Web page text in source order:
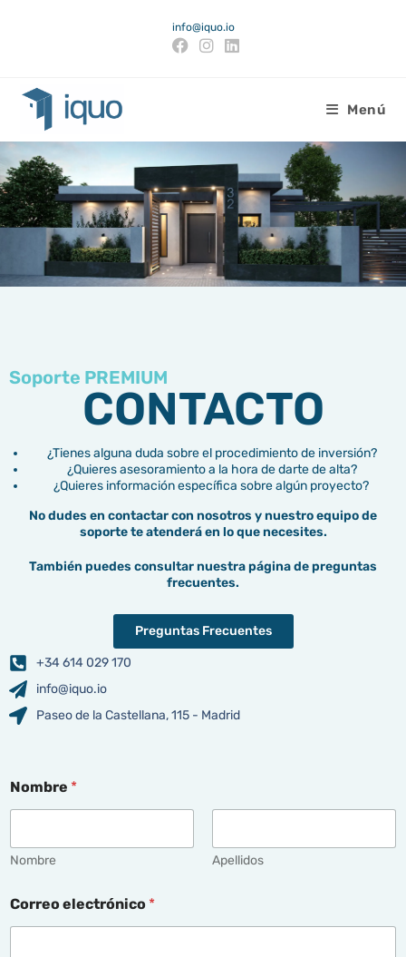
info@iquo.io
Menú
Soporte PREMIUM
CONTACTO
¿Tienes alguna duda sobre el procedimiento de inversión?
¿Quieres asesoramiento a la hora de darte de alta?
¿Quieres información específica sobre algún proyecto?
No dudes en contactar con nosotros y nuestro equipo de
soporte te atenderá en lo que necesites.
También puedes consultar nuestra página de preguntas
frecuentes.
Preguntas Frecuentes
+34 614 029 170
info@iquo.io
Paseo de la Castellana, 115 - Madrid
Nombre *
Nombre Apellidos
o
r
Correo electrónico *